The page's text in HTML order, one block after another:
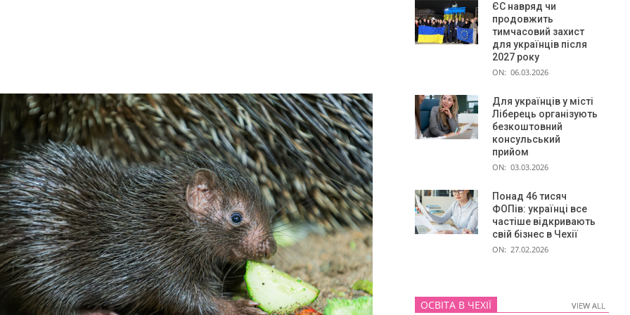
ЄС навряд чи
продовжить
тимчасовий захист
для українців після
2027 року
ON: 06.03.2026
Для українців у місті
Ліберець організують
безкоштовний
консульський
прийом
ON: 03.03.2026
Понад 46 тисяч
ФОПів: українці все
частіше відкривають
свій бізнес в Чехії
ON: 27.02.2026
ОСВІТА В ЧЕХІЇ VIEW ALL
VIEW ALL